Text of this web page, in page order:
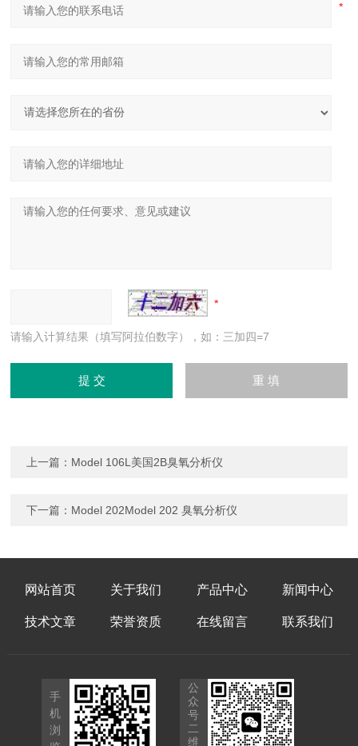
请输入计算结果（填写阿拉伯数字），如：三加四=7
上一篇： Model 106L美国2B臭氧分析仪
下一篇： Model 202Model 202 臭氧分析仪
网站首页 关于我们 产品中心 新闻中心
技术文章 荣誉资质 在线留言 联系我们
手
机
浏
公
众
号
二
维